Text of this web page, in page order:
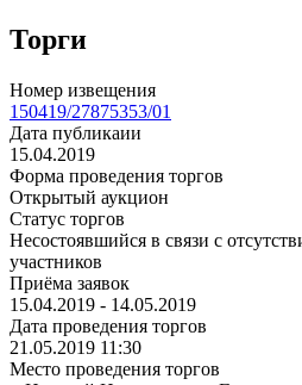
Торги
Номер извещения
150419/27875353/01
Дата публикаии
15.04.2019
Форма проведения торгов
Открытый аукцион
Статус торгов
Несостоявшийся в связи с
участников
Приёма заявок
15.04.2019 - 14.05.2019
Дата проведения торгов
21.05.2019 11:30
Место проведения торгов